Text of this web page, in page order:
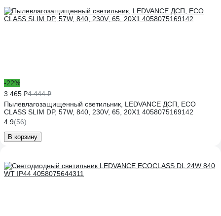
-22%
3 465 ₽4 444 ₽
Пылевлагозащищенный светильник, LEDVANCE ДСП, ECO
CLASS SLIM DP, 57W, 840, 230V, 65, 20X1 4058075169142
4.9(56)
В корзину